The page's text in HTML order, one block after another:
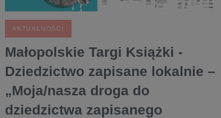
AKTUALNOŚCI
Małopolskie Targi Książki -
Dziedzictwo zapisane lokalnie –
„Moja/nasza droga do
dziedzictwa zapisanego